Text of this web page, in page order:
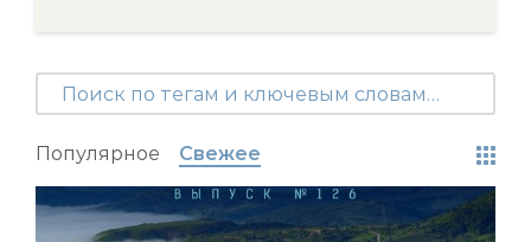
Популярное Свежее